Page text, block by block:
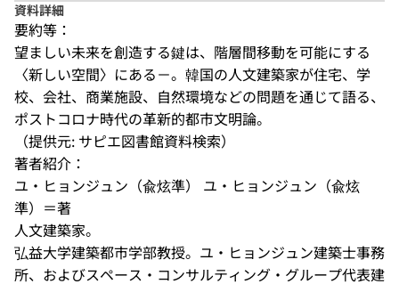
資料詳細
要約等：
望ましい未来を創造する鍵は、階層間移動を可能にする
〈新しい空間〉にある－。韓国の人文建築家が住宅、学
校、会社、商業施設、自然環境などの問題を通じて語る、
ポストコロナ時代の革新的都市文明論。
（提供元: サピエ図書館資料検索）
著者紹介：
ユ・ヒョンジュン（兪炫準） ユ・ヒョンジュン（兪炫
準）＝著
人文建築家。
弘益大学建築都市学部教授。ユ・ヒョンジュン建築士事務
所、およびスペース・コンサルティング・グループ代表建